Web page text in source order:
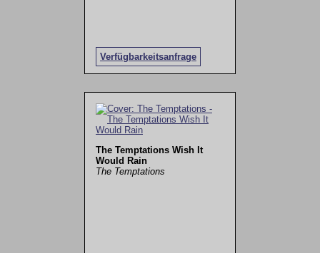
Verfügbarkeitsanfrage
The Temptations Wish It
Would Rain
The Temptations